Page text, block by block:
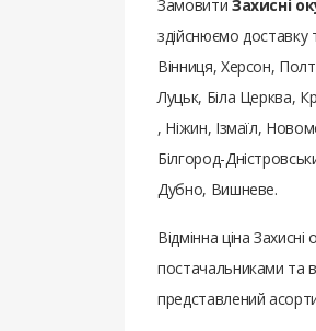
Замовити Захисні
здійснюємо доставку
Вінниця, Херсон,
Луцьк, Біла Церква,
, Ніжин, Ізмаїл,
Білгород-
Дубно, Вишневе.
Відмінна ціна
постачальниками та
представлений